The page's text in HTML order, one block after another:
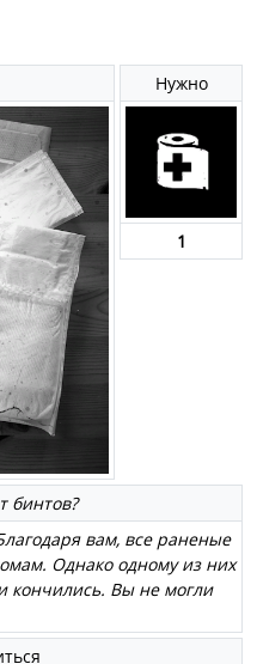
бинтов?
вам, все раненые
Однако одному из них
кончились. Вы не могли
Нужно
1